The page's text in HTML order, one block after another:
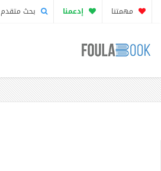
مهمتنا إدعمنا بحث متقدم